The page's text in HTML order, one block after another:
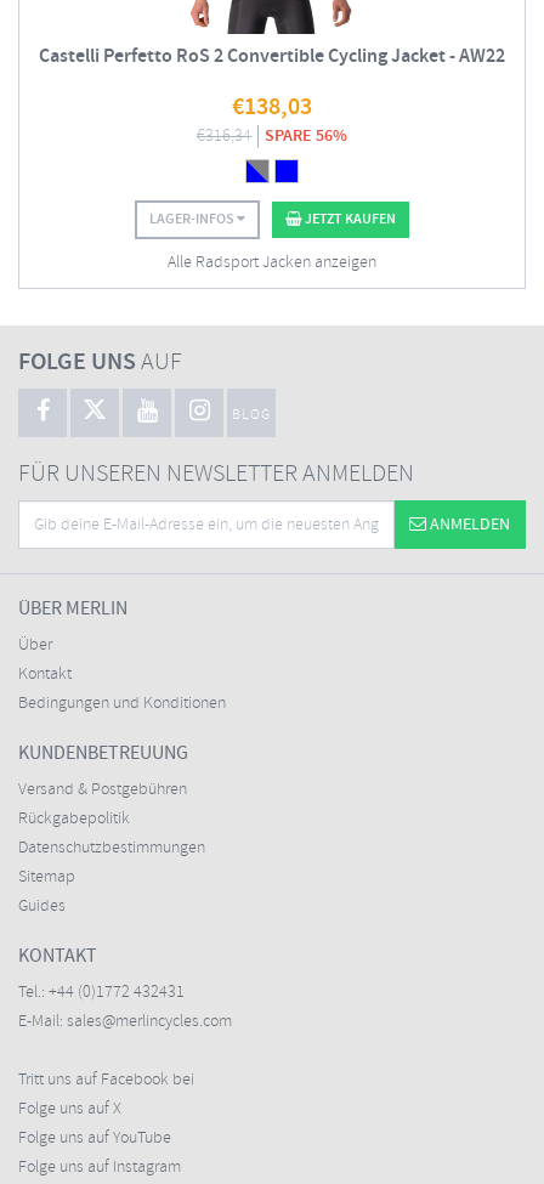
Castelli Perfetto RoS 2 Convertible Cycling Jacket - AW22
€138,03
€316,34 SPARE 56%
LAGER-INFOS JETZT KAUFEN
Alle Radsport Jacken anzeigen
FOLGE UNSAUF
BLOG
FÜR UNSEREN NEWSLETTER ANMELDEN
ANMELDEN
ÜBER MERLIN
Über
Kontakt
Bedingungen und Konditionen
KUNDENBETREUUNG
Versand & Postgebühren
Rückgabepolitik
Datenschutzbestimmungen
Sitemap
Guides
KONTAKT
Tel.: +44 (0)1772 432431
E-Mail: sales@merlincycles.com
Tritt uns auf Facebook bei
Folge uns auf X
Folge uns auf YouTube
Folge uns auf Instagram